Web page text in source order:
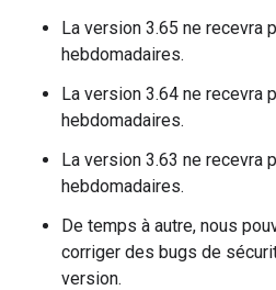
La version 3.65 ne recevra
hebdomadaires.
La version 3.64 ne recevra
hebdomadaires.
La version 3.63 ne recevra
hebdomadaires.
De temps à autre, nous
corriger des bugs de
version.